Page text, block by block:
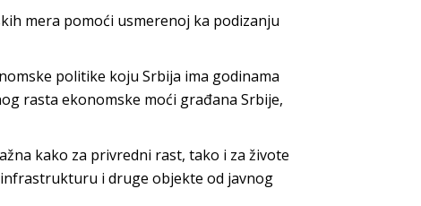
mera pomoći usmerenoj ka podizanju
politike koju Srbija ima godinama
rasta ekonomske moći građana Srbije,
kako za privredni rast, tako i za živote
i druge objekte od javnog